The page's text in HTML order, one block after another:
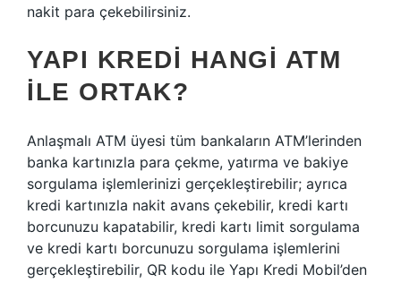
nakit para çekebilirsiniz.
YAPI KREDI HANGI ATM
ILE ORTAK?
Anlaşmalı ATM üyesi tüm bankaların ATM’lerinden
banka kartınızla para çekme, yatırma ve bakiye
sorgulama işlemlerinizi gerçekleştirebilir; ayrıca
kredi kartınızla nakit avans çekebilir, kredi kartı
borcunuzu kapatabilir, kredi kartı limit sorgulama
ve kredi kartı borcunuzu sorgulama işlemlerini
gerçekleştirebilir, QR kodu ile Yapı Kredi Mobil’den